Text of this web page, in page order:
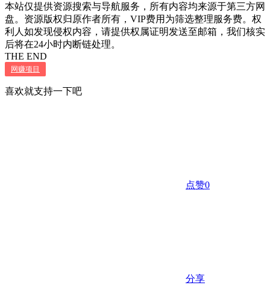
本站仅提供资源搜索与导航服务，所有内容均来源于第三方网
盘。资源版权归原作者所有，VIP费用为筛选整理服务费。权
利人如发现侵权内容，请提供权属证明发送至邮箱，我们核实
后将在24小时内断链处理。
THE END
网赚项目
喜欢就支持一下吧
点赞0
分享